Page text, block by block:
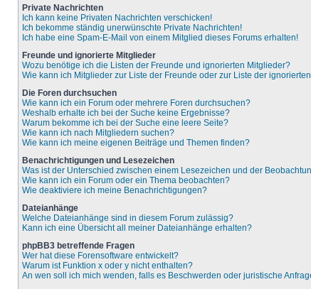
Private Nachrichten
Ich kann keine Privaten Nachrichten verschicken!
Ich bekomme ständig unerwünschte Private Nachrichten!
Ich habe eine Spam-E-Mail von einem Mitglied dieses Forums erhalten!
Freunde und ignorierte Mitglieder
Wozu benötige ich die Listen der Freunde und ignorierten Mitglieder?
Wie kann ich Mitglieder zur Liste der Freunde oder zur Liste der
Die Foren durchsuchen
Wie kann ich ein Forum oder mehrere Foren durchsuchen?
Weshalb erhalte ich bei der Suche keine Ergebnisse?
Warum bekomme ich bei der Suche eine leere Seite?
Wie kann ich nach Mitgliedern suchen?
Wie kann ich meine eigenen Beiträge und Themen finden?
Benachrichtigungen und Lesezeichen
Was ist der Unterschied zwischen einem Lesezeichen und der
Wie kann ich ein Forum oder ein Thema beobachten?
Wie deaktiviere ich meine Benachrichtigungen?
Dateianhänge
Welche Dateianhänge sind in diesem Forum zulässig?
Kann ich eine Übersicht all meiner Dateianhänge erhalten?
phpBB3 betreffende Fragen
Wer hat diese Forensoftware entwickelt?
Warum ist Funktion x oder y nicht enthalten?
An wen soll ich mich wenden, falls es Beschwerden oder juristische